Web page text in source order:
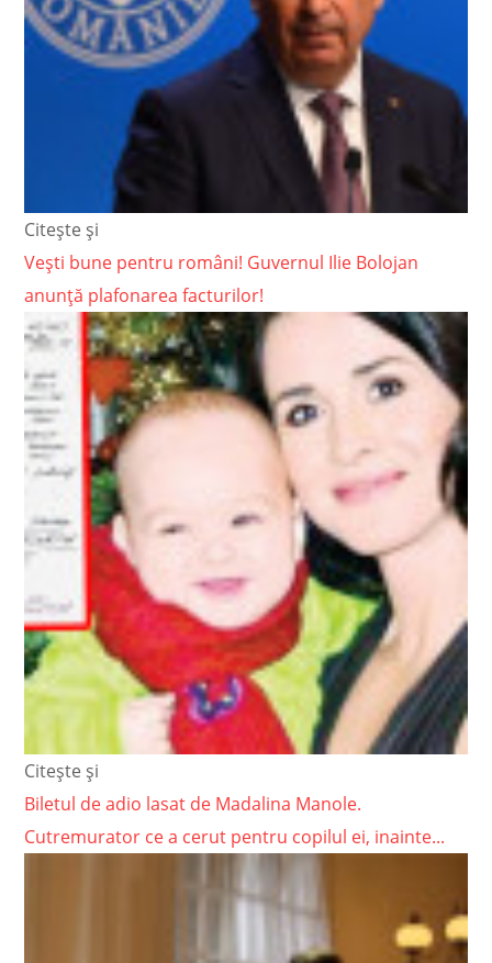
Citește și
Vești bune pentru români! Guvernul Ilie Bolojan
anunță plafonarea facturilor!
Citește și
Biletul de adio lasat de Madalina Manole.
Cutremurator ce a cerut pentru copilul ei, inainte...